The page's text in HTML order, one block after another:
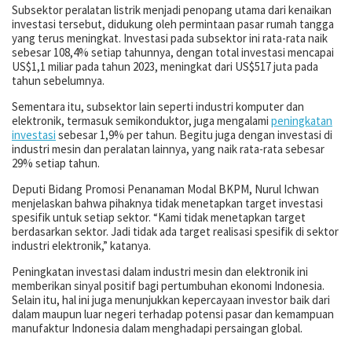
Subsektor peralatan listrik menjadi penopang utama dari kenaikan
investasi tersebut, didukung oleh permintaan pasar rumah tangga
yang terus meningkat. Investasi pada subsektor ini rata-rata naik
sebesar 108,4% setiap tahunnya, dengan total investasi mencapai
US$1,1 miliar pada tahun 2023, meningkat dari US$517 juta pada
tahun sebelumnya.
Sementara itu, subsektor lain seperti industri komputer dan
elektronik, termasuk semikonduktor, juga mengalami peningkatan
investasi sebesar 1,9% per tahun. Begitu juga dengan investasi di
industri mesin dan peralatan lainnya, yang naik rata-rata sebesar
29% setiap tahun.
Deputi Bidang Promosi Penanaman Modal BKPM, Nurul Ichwan
menjelaskan bahwa pihaknya tidak menetapkan target investasi
spesifik untuk setiap sektor. “Kami tidak menetapkan target
berdasarkan sektor. Jadi tidak ada target realisasi spesifik di sektor
industri elektronik,” katanya.
Peningkatan investasi dalam industri mesin dan elektronik ini
memberikan sinyal positif bagi pertumbuhan ekonomi Indonesia.
Selain itu, hal ini juga menunjukkan kepercayaan investor baik dari
dalam maupun luar negeri terhadap potensi pasar dan kemampuan
manufaktur Indonesia dalam menghadapi persaingan global.